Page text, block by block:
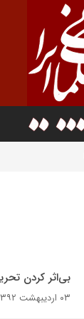
بی‌اثر کردن
۰۳ اردیبهشت ۱۳۹۲